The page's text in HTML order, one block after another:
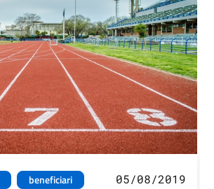
beneficiari
05/08/2019